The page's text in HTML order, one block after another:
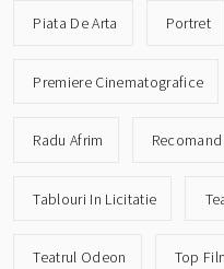
Piata De Arta Portret
Premiere Cinematografice
Radu Afrim
Tablouri In Licitatie
Teatrul Odeon Top